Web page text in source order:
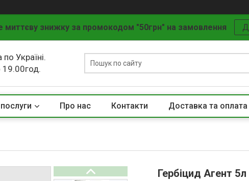
миттєву знижку за промокодом "50грн" на замовлення
Україні.
Про нас Контакти Доставка та оплата
Гербіцид Агент